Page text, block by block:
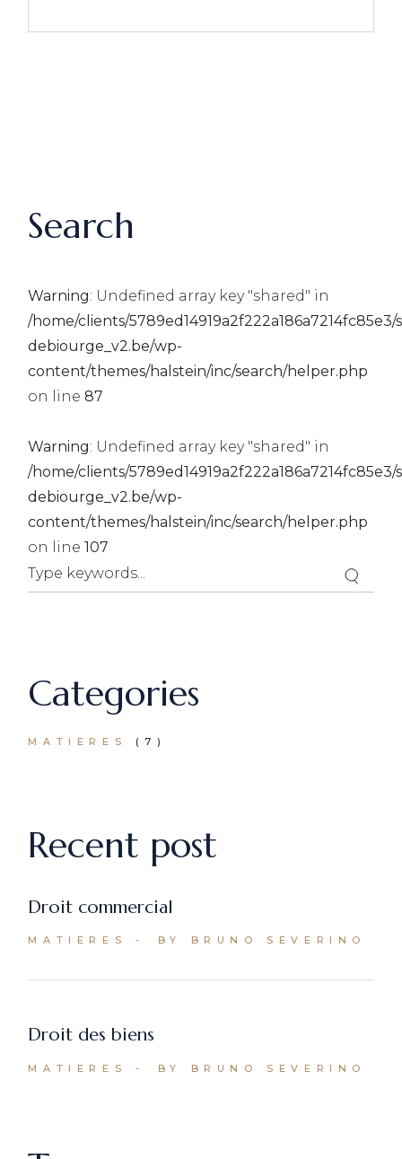
Search
Warning: Undefined array key "shared" in
/home/clients/
debiourge_v2.be/wp-
content/themes/halstein/inc/search/helper.php
on line87
Warning: Undefined array key "shared" in
/home/clients/
debiourge_v2.be/wp-
content/themes/halstein/inc/search/helper.php
on line107
Categories
MATIERES (7)
Recent post
Droit commercial
MATIERES BY BRUNO SEVERINO
Droit des biens
MATIERES BY BRUNO SEVERINO